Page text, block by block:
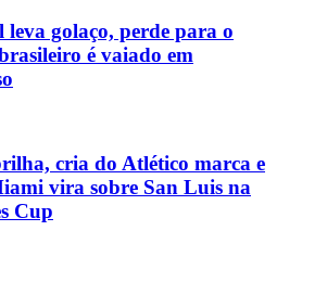
leva golaço, perde para o
é vaiado em
cria do Atlético marca e
vira sobre San Luis na
Cup